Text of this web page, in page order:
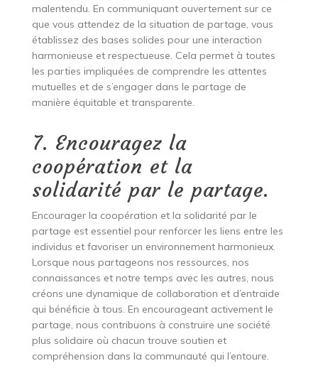
malentendu. En communiquant ouvertement sur ce
que vous attendez de la situation de partage, vous
établissez des bases solides pour une interaction
harmonieuse et respectueuse. Cela permet à toutes
les parties impliquées de comprendre les attentes
mutuelles et de s’engager dans le partage de
manière équitable et transparente.
7. Encouragez la
coopération et la
solidarité par le partage.
Encourager la coopération et la solidarité par le
partage est essentiel pour renforcer les liens entre les
individus et favoriser un environnement harmonieux.
Lorsque nous partageons nos ressources, nos
connaissances et notre temps avec les autres, nous
créons une dynamique de collaboration et d’entraide
qui bénéficie à tous. En encourageant activement le
partage, nous contribuons à construire une société
plus solidaire où chacun trouve soutien et
compréhension dans la communauté qui l’entoure.